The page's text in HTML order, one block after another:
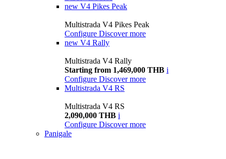
new V4 Pikes Peak
Multistrada V4 Pikes Peak
Configure Discover more
new V4 Rally
Multistrada V4 Rally
Starting from 1,469,000 THB i
Configure Discover more
Multistrada V4 RS
Multistrada V4 RS
2,090,000 THB i
Configure Discover more
Panigale